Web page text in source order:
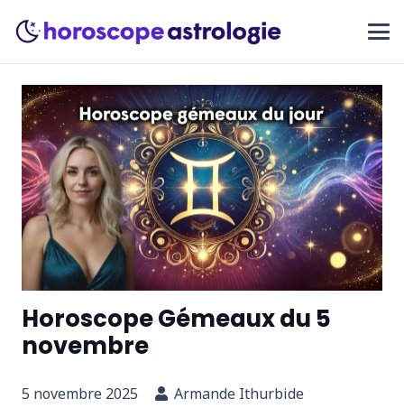
Horoscope Gémeaux du 5
novembre
5 novembre 2025 Armande Ithurbide